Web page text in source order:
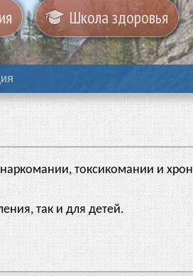
Школа здоровья
токсикомании и
так и для детей.